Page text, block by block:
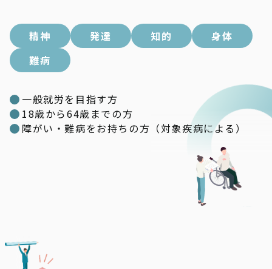
精神 発達 知的
身体
難病
一般就労を目指す方
18歳から64歳までの方
障がい・難病をお持ちの方（対象疾病による）